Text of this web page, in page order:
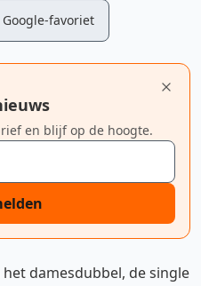
favoriet
en blijf op de hoogte.
het damesdubbel, de single